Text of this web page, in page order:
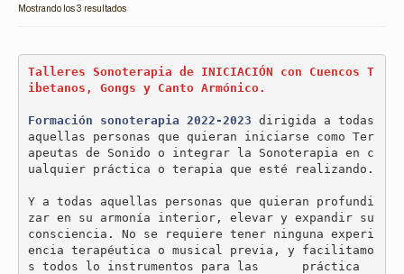
Mostrando los 3 resultados
Talleres Sonoterapia de INICIACIÓN con Cuencos T
ibetanos, Gongs y Canto Armónico.
Formación sonoterapia 2022-2023 dirigida a todas
aquellas personas que quieran iniciarse como Ter
apeutas de Sonido o integrar la Sonoterapia en c
ualquier práctica o terapia que esté realizando.
Y a todas aquellas personas que quieran profundi
zar en su armonía interior, elevar y expandir su
consciencia. No se requiere tener ninguna experi
encia terapéutica o musical previa, y facilitamo
s todos lo instrumentos para las      práctica